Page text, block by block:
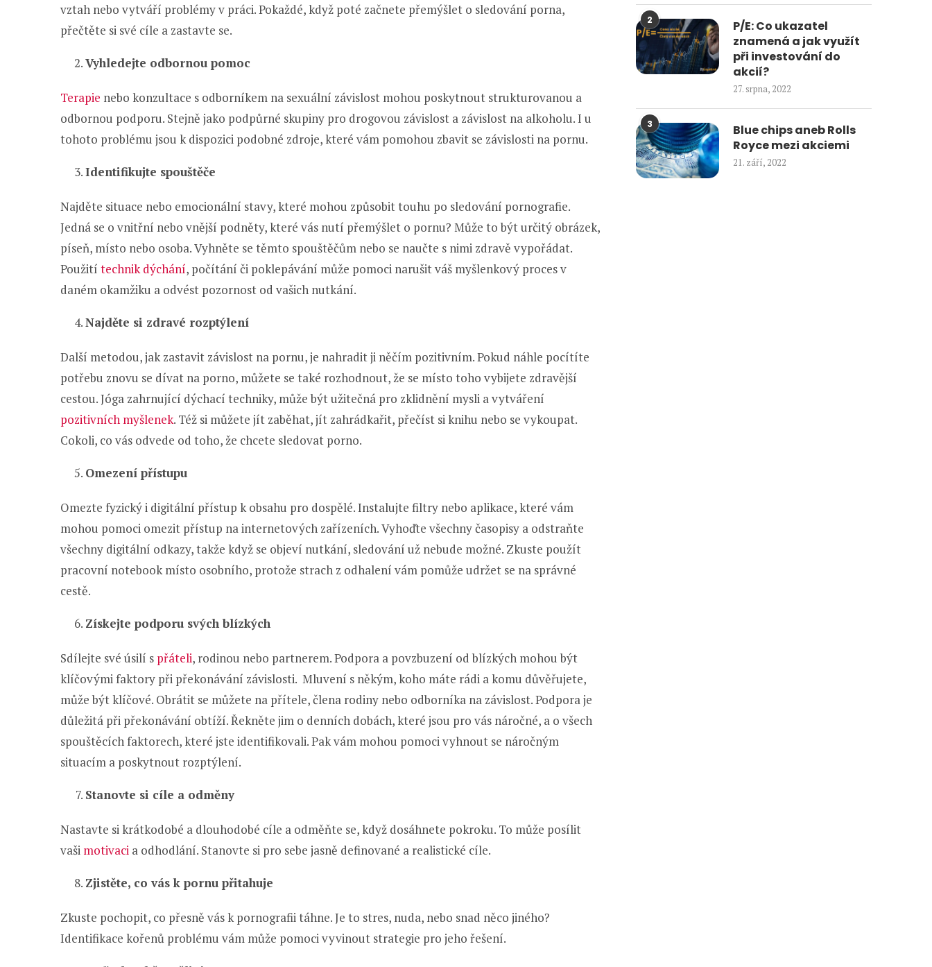
vztah nebo vytváří problémy v práci. Pokaždé, když poté začnete přemýšlet o sledování porna,
přečtěte si své cíle a zastavte se.
Vyhledejte odbornou pomoc
Terapie nebo konzultace s odborníkem na sexuální závislost mohou poskytnout strukturovanou a
odbornou podporu. Stejně jako podpůrné skupiny pro drogovou závislost a závislost na alkoholu. I u
tohoto problému jsou k dispozici podobné zdroje, které vám pomohou zbavit se závislosti na pornu.
Identifikujte spouštěče
Najděte situace nebo emocionální stavy, které mohou způsobit touhu po sledování pornografie.
Jedná se o vnitřní nebo vnější podněty, které vás nutí přemýšlet o pornu? Může to být určitý obrázek,
píseň, místo nebo osoba. Vyhněte se těmto spouštěčům nebo se naučte s nimi zdravě vypořádat.
Použití technik dýchání, počítání či poklepávání může pomoci narušit váš myšlenkový proces v
daném okamžiku a odvést pozornost od vašich nutkání.
Najděte si zdravé rozptýlení
Další metodou, jak zastavit závislost na pornu, je nahradit ji něčím pozitivním. Pokud náhle pocítíte
potřebu znovu se dívat na porno, můžete se také rozhodnout, že se místo toho vybijete zdravější
cestou. Jóga zahrnující dýchací techniky, může být užitečná pro zklidnění mysli a vytváření
pozitivních myšlenek. Též si můžete jít zaběhat, jít zahrádkařit, přečíst si knihu nebo se vykoupat.
Cokoli, co vás odvede od toho, že chcete sledovat porno.
Omezení přístupu
Omezte fyzický i digitální přístup k obsahu pro dospělé. Instalujte filtry nebo aplikace, které vám
mohou pomoci omezit přístup na internetových zařízeních. Vyhoďte všechny časopisy a odstraňte
všechny digitální odkazy, takže když se objeví nutkání, sledování už nebude možné. Zkuste použít
pracovní notebook místo osobního, protože strach z odhalení vám pomůže udržet se na správné
cestě.
Získejte podporu svých blízkých
Sdílejte své úsilí s přáteli, rodinou nebo partnerem. Podpora a povzbuzení od blízkých mohou být
klíčovými faktory při překonávání závislosti. Mluvení s někým, koho máte rádi a komu důvěřujete,
může být klíčové. Obrátit se můžete na přítele, člena rodiny nebo odborníka na závislost. Podpora je
důležitá při překonávání obtíží. Řekněte jim o denních dobách, které jsou pro vás náročné, a o všech
spouštěcích faktorech, které jste identifikovali. Pak vám mohou pomoci vyhnout se náročným
situacím a poskytnout rozptýlení.
Stanovte si cíle a odměny
Nastavte si krátkodobé a dlouhodobé cíle a odměňte se, když dosáhnete pokroku. To může posílit
vaši motivaci a odhodlání. Stanovte si pro sebe jasně definované a realistické cíle.
Zjistěte, co vás k pornu přitahuje
Zkuste pochopit, co přesně vás k pornografii táhne. Je to stres, nuda, nebo snad něco jiného?
Identifikace kořenů problému vám může pomoci vyvinout strategie pro jeho řešení.
2
P/E: Co ukazatel
znamená a jak využít
při investování do
akcií?
27. srpna, 2022
3
Blue chips aneb Rolls
Royce mezi akciemi
21. září, 2022